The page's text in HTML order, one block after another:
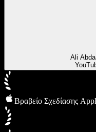
Ali
Βραβείο Σχεδίασης